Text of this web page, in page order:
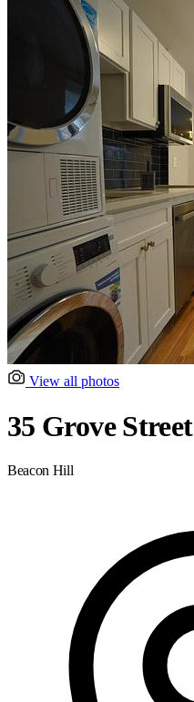
View all photos
35 Grove Street
Beacon Hill